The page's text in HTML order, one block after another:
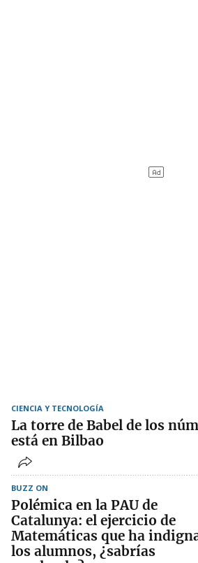
CIENCIA Y TECNOLOGÍA
La torre de Babel de los
está en Bilbao
BUZZ ON
Polémica en la PAU de
Catalunya: el ejercicio de
Matemáticas que ha
los alumnos, ¿sabrías